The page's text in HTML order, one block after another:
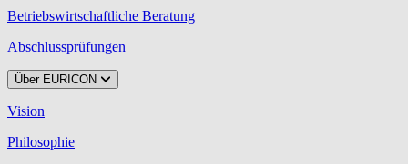
Betriebswirtschaftliche Beratung
Abschlussprüfungen
Über EURICON
Vision
Philosophie